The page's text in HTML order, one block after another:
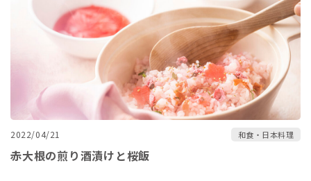
2022/04/21 和食・日本料理
赤大根の煎り酒漬けと桜飯